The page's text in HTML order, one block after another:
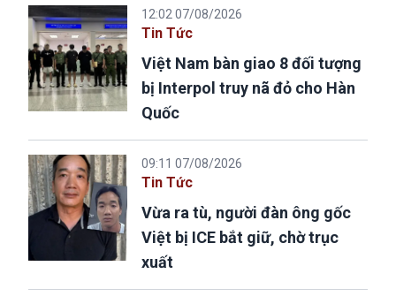
12:02 07/08/2026
Tin Tức
Việt Nam bàn giao 8 đối tượng
bị Interpol truy nã đỏ cho Hàn
Quốc
09:11 07/08/2026
Tin Tức
Vừa ra tù, người đàn ông gốc
Việt bị ICE bắt giữ, chờ trục
xuất